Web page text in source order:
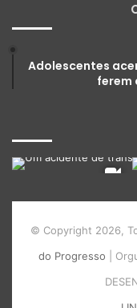
Adolescentes
ferem
© Copyright 2026,
do Progresso |